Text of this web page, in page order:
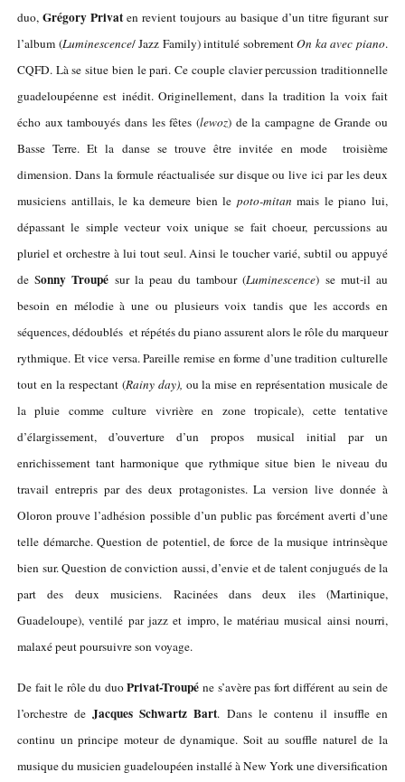
duo,Grégory Privaten revient toujours au basique d’un titre figurant sur
l’album (Luminescence/ Jazz Family) intitulé sobrementOn ka avec piano.
CQFD. Là se situe bien le pari. Ce couple clavier percussion traditionnelle
guadeloupéenne est inédit. Originellement, dans la tradition la voix fait
écho aux tambouyés dans les fêtes (lewoz) de la campagne de Grande ou
Basse Terre. Et la danse se trouve être invitée en mode troisième
dimension. Dans la formule réactualisée sur disque ou live ici par les deux
musiciens antillais, le ka demeure bien le poto-mitan mais le piano lui,
dépassant le simple vecteur voix unique se fait choeur, percussions au
pluriel et orchestre à lui tout seul. Ainsi le toucher varié, subtil ou appuyé
de Sonny Troupé sur la peau du tambour (Luminescence) se mut-il au
besoin en mélodie à une ou plusieurs voix tandis que les accords en
séquences, dédoublés et répétés du piano assurent alors le rôle du marqueur
rythmique. Et vice versa. Pareille remise en forme d’une tradition culturelle
tout en la respectant (Rainy day), ou la mise en représentation musicale de
la pluie comme culture vivrière en zone tropicale), cette tentative
d’élargissement, d’ouverture d’un propos musical initial par un
enrichissement tant harmonique que rythmique situe bien le niveau du
travail entrepris par des deux protagonistes. La version live donnée à
Oloron prouve l’adhésion possible d’un public pas forcément averti d’une
telle démarche. Question de potentiel, de force de la musique intrinsèque
bien sur. Question de conviction aussi, d’envie et de talent conjugués de la
part des deux musiciens. Racinées dans deux iles (Martinique,
Guadeloupe), ventilé par jazz et impro, le matériau musical ainsi nourri,
malaxé peut poursuivre son voyage.
De fait le rôle du duoPrivat-Troupé ne s’avère pas fort différent au sein de
l’orchestre deJacques Schwartz Bart. Dans le contenu il insuffle en
continu un principe moteur de dynamique. Soit au souffle naturel de la
musique du musicien guadeloupéen installé à New York une diversification